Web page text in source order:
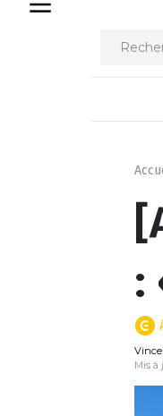
:
Mis à